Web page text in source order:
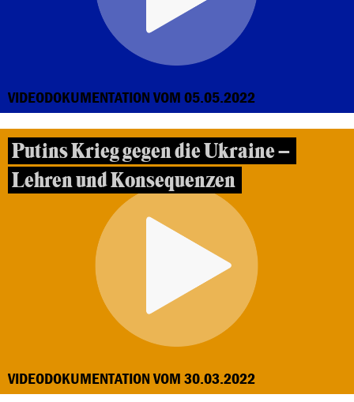
VIDEODOKUMENTATION VOM 05.05.2022
Putins Krieg gegen die Ukraine –
Lehren und Konsequenzen
VIDEODOKUMENTATION VOM 30.03.2022